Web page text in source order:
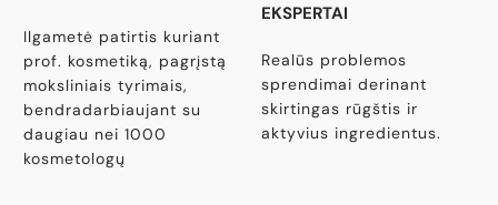
Ilgametė patirtis kuriant
prof. kosmetiką, pagrįstą
moksliniais tyrimais,
bendradarbiaujant su
daugiau nei 1000
kosmetologų
EKSPERTAI
Realūs problemos
sprendimai derinant
skirtingas rūgštis ir
aktyvius ingredientus.